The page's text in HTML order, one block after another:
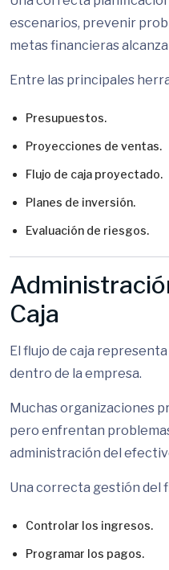
escenarios, prevenir
metas financieras
Entre las principales
Presupuestos.
Proyecciones de ventas.
Flujo de caja proyectado.
Planes de inversión.
Evaluación de riesgos.
Caja
El flujo de caja
dentro de la empresa.
Muchas organizaciones
pero enfrentan
administración del
Una correcta gestión del
Controlar los ingresos.
Programar los pagos.